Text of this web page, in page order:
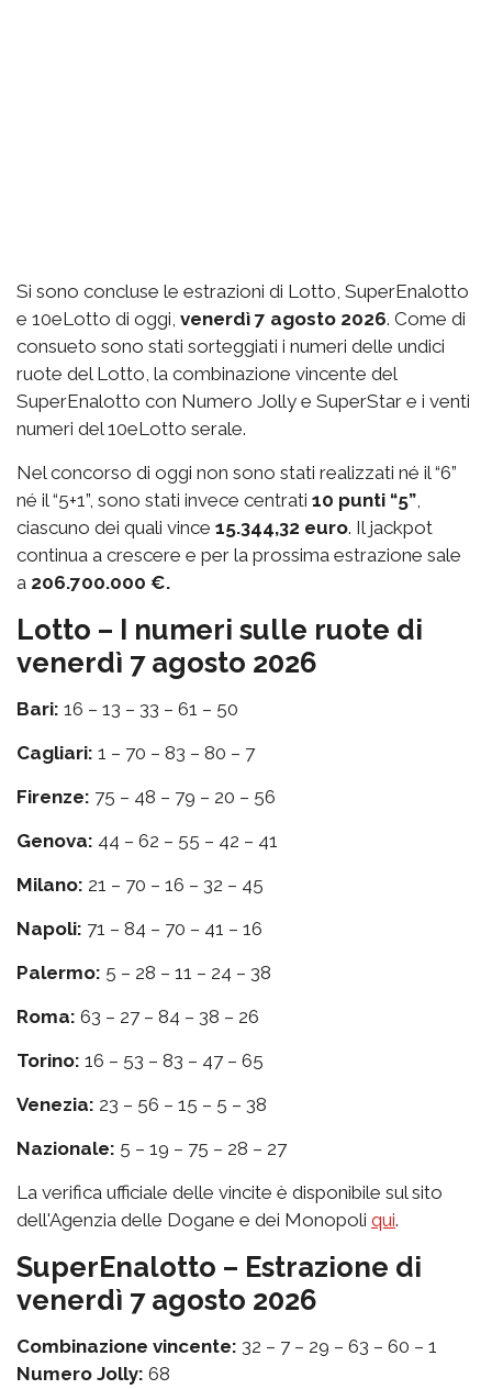
Si sono concluse le estrazioni di Lotto, SuperEnalotto
e 10eLotto di oggi, venerdì 7 agosto 2026. Come di
consueto sono stati sorteggiati i numeri delle undici
ruote del Lotto, la combinazione vincente del
SuperEnalotto con Numero Jolly e SuperStar e i venti
numeri del 10eLotto serale.
Nel concorso di oggi non sono stati realizzati né il “6”
né il “5+1”, sono stati invece centrati 10 punti “5”,
ciascuno dei quali vince 15.344,32 euro. Il jackpot
continua a crescere e per la prossima estrazione sale
a 206.700.000 €.
Lotto – I numeri sulle ruote di
venerdì 7 agosto 2026
Bari: 16 – 13 – 33 – 61 – 50
Cagliari: 1 – 70 – 83 – 80 – 7
Firenze: 75 – 48 – 79 – 20 – 56
Genova: 44 – 62 – 55 – 42 – 41
Milano: 21 – 70 – 16 – 32 – 45
Napoli: 71 – 84 – 70 – 41 – 16
Palermo: 5 – 28 – 11 – 24 – 38
Roma: 63 – 27 – 84 – 38 – 26
Torino: 16 – 53 – 83 – 47 – 65
Venezia: 23 – 56 – 15 – 5 – 38
Nazionale: 5 – 19 – 75 – 28 – 27
La verifica ufficiale delle vincite è disponibile sul sito
dell'Agenzia delle Dogane e dei Monopoli qui.
SuperEnalotto – Estrazione di
venerdì 7 agosto 2026
Combinazione vincente: 32 – 7 – 29 – 63 – 60 – 1
Numero Jolly: 68